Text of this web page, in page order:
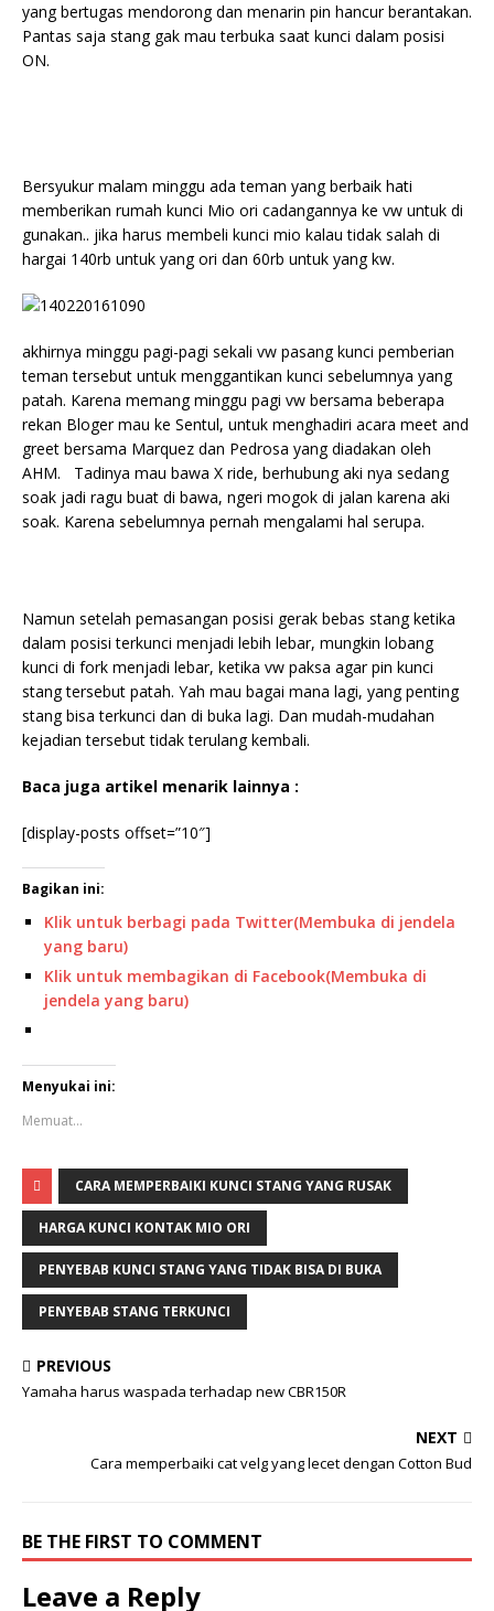
yang bertugas mendorong dan menarin pin hancur berantakan.
Pantas saja stang gak mau terbuka saat kunci dalam posisi
ON.
Bersyukur malam minggu ada teman yang berbaik hati
memberikan rumah kunci Mio ori cadangannya ke vw untuk di
gunakan.. jika harus membeli kunci mio kalau tidak salah di
hargai 140rb untuk yang ori dan 60rb untuk yang kw.
akhirnya minggu pagi-pagi sekali vw pasang kunci pemberian
teman tersebut untuk menggantikan kunci sebelumnya yang
patah. Karena memang minggu pagi vw bersama beberapa
rekan Bloger mau ke Sentul, untuk menghadiri acara meet and
greet bersama Marquez dan Pedrosa yang diadakan oleh
AHM. Tadinya mau bawa X ride, berhubung aki nya sedang
soak jadi ragu buat di bawa, ngeri mogok di jalan karena aki
soak. Karena sebelumnya pernah mengalami hal serupa.
Namun setelah pemasangan posisi gerak bebas stang ketika
dalam posisi terkunci menjadi lebih lebar, mungkin lobang
kunci di fork menjadi lebar, ketika vw paksa agar pin kunci
stang tersebut patah. Yah mau bagai mana lagi, yang penting
stang bisa terkunci dan di buka lagi. Dan mudah-mudahan
kejadian tersebut tidak terulang kembali.
Baca juga artikel menarik lainnya :
[display-posts offset=”10″]
Bagikan ini:
Klik untuk berbagi pada Twitter(Membuka di jendela
yang baru)
Klik untuk membagikan di Facebook(Membuka di
jendela yang baru)
Menyukai ini:
Memuat...
CARA MEMPERBAIKI KUNCI STANG YANG RUSAK
HARGA KUNCI KONTAK MIO ORI
PENYEBAB KUNCI STANG YANG TIDAK BISA DI BUKA
PENYEBAB STANG TERKUNCI
PREVIOUS
Yamaha harus waspada terhadap new CBR150R
NEXT
Cara memperbaiki cat velg yang lecet dengan Cotton Bud
BE THE FIRST TO COMMENT
Leave a Reply